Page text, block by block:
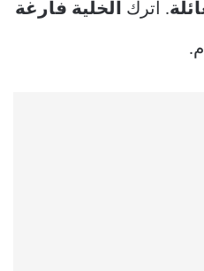
. اترك الخلية فارغة